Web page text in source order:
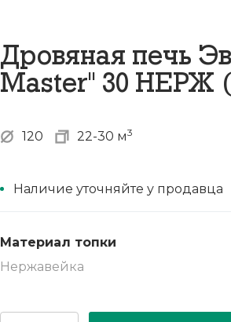
Дровяная печь
Master" 30 НЕРЖ
120 22-30 м3
Наличие уточняйте у продавца
Материал топки
Нержавейка